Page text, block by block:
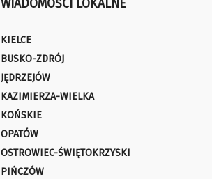
WIADOMOŚCI LOKALNE
KIELCE
BUSKO-ZDRÓJ
JĘDRZEJÓW
KAZIMIERZA-WIELKA
KOŃSKIE
OPATÓW
OSTROWIEC-ŚWIĘTOKRZYSKI
PIŃCZÓW